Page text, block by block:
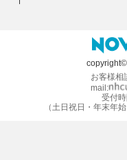
お客様相
mail:
受付
（土日祝日・年末年